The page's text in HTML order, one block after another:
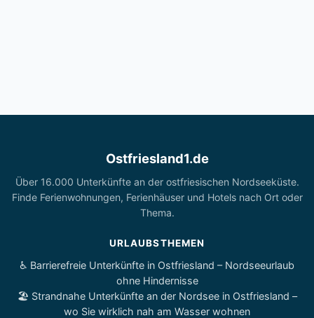
Ostfriesland1.de
Über 16.000 Unterkünfte an der ostfriesischen Nordseeküste.
Finde Ferienwohnungen, Ferienhäuser und Hotels nach Ort oder
Thema.
URLAUBSTHEMEN
♿ Barrierefreie Unterkünfte in Ostfriesland – Nordseeurlaub
ohne Hindernisse
🏖️ Strandnahe Unterkünfte an der Nordsee in Ostfriesland –
wo Sie wirklich nah am Wasser wohnen